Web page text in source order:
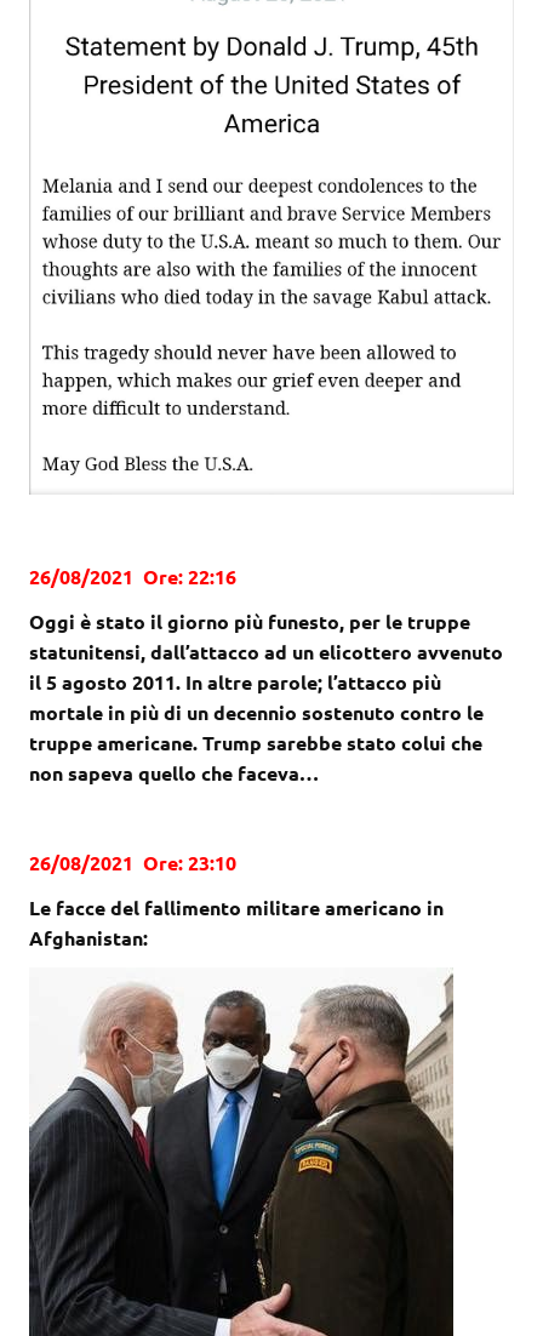
26/08/2021 Ore: 22:16
Oggi è stato il giorno più funesto, per le truppe
statunitensi, dall’attacco ad un elicottero avvenuto
il 5 agosto 2011. In altre parole; l’attacco più
mortale in più di un decennio sostenuto contro le
truppe americane. Trump sarebbe stato colui che
non sapeva quello che faceva…
26/08/2021 Ore: 23:10
Le facce del fallimento militare americano in
Afghanistan: